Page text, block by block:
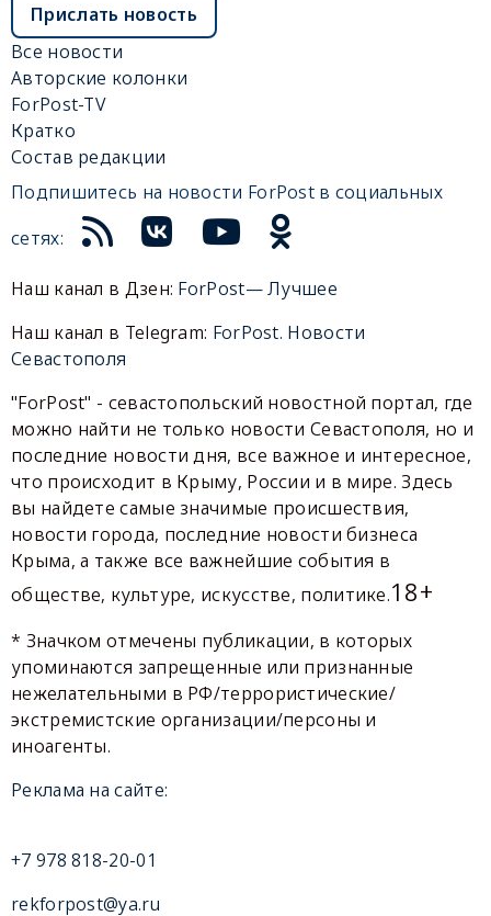
Прислать новость
Все новости
Авторские колонки
ForPost-TV
Кратко
Состав редакции
Подпишитесь на новости ForPost в социальных
сетях:
Наш канал в Дзен: ForPost— Лучшее
Наш канал в Telegram: ForPost. Новости
Севастополя
"ForPost" - севастопольский новостной портал, где
можно найти не только новости Севастополя, но и
последние новости дня, все важное и интересное,
что происходит в Крыму, России и в мире. Здесь
вы найдете самые значимые происшествия,
новости города, последние новости бизнеса
Крыма, а также все важнейшие события в
обществе, культуре, искусстве, политике.18+
* Значком отмечены публикации, в которых
упоминаются запрещенные или признанные
нежелательными в РФ/террористические/
экстремистские организации/персоны и
иноагенты.
Реклама на сайте:
+7 978 818-20-01
rekforpost@ya.ru